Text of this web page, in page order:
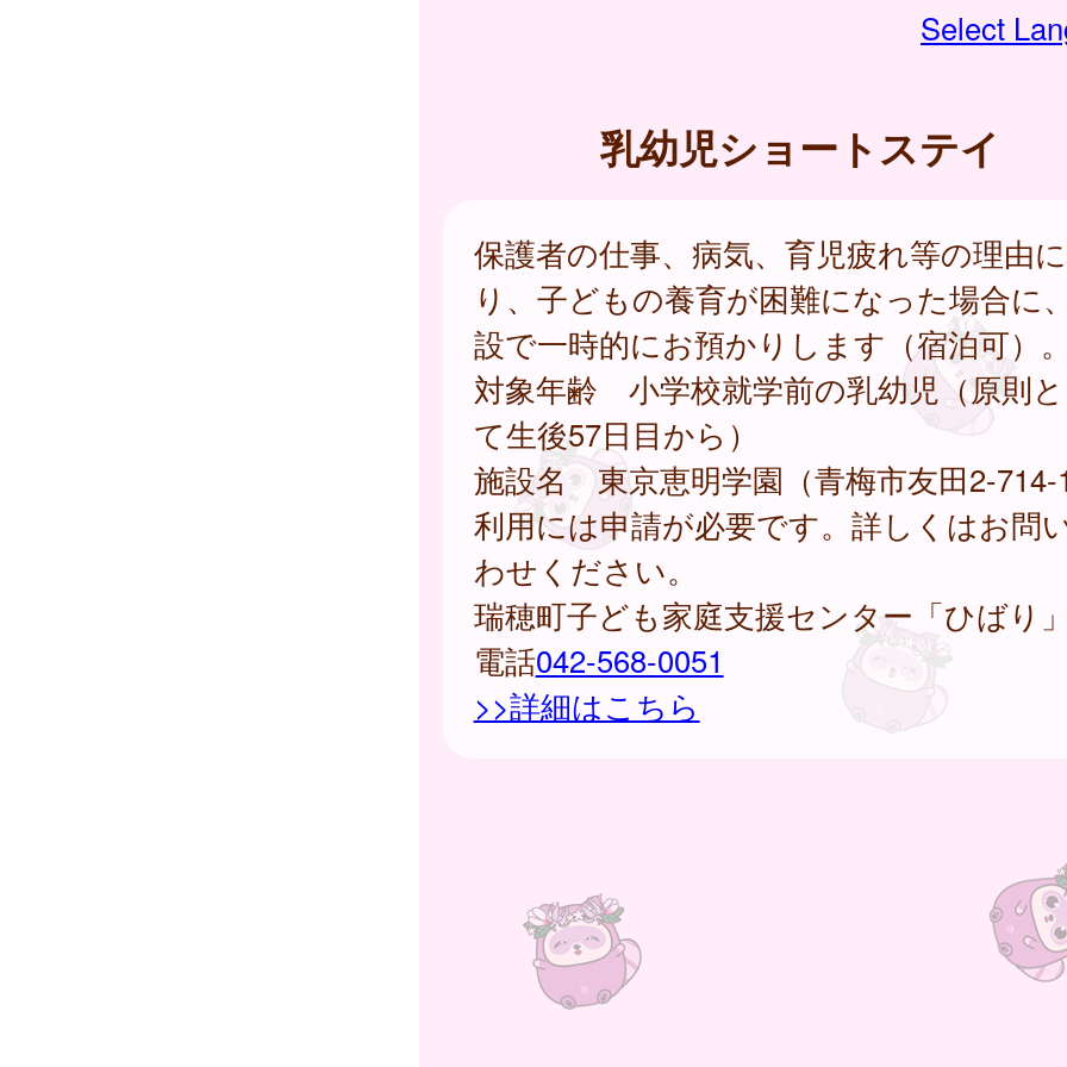
Select
乳幼児ショートステイ
保護者の仕事、病気、育児疲れ等の理由
り、子どもの養育が困難になった場合に
設で一時的にお預かりします（宿泊可）
対象年齢 小学校就学前の乳幼児（原則
て生後57日目から）
施設名 東京恵明学園（青梅市友田2-714-
利用には申請が必要です。詳しくはお問
わせください。
瑞穂町子ども家庭支援センター「ひばり
電話042-568-0051
>>詳細はこちら